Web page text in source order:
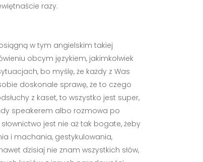
razy.
w tym angielskim takiej
obcym językiem, jakimkolwiek
bo myślę, że każdy z Was
doskonale sprawę, że to czego
z kaset, to wszystko jest super,
speakerem albo rozmowa po
jest nie aż tak bogate, żeby
i machania, gestykulowania,
dzisiaj nie znam wszystkich słów,